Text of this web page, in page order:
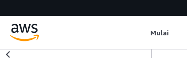
Mulai